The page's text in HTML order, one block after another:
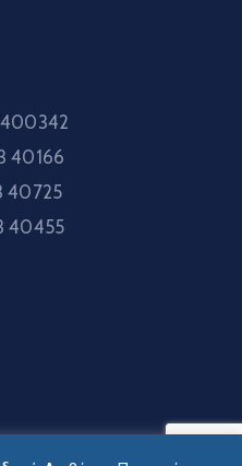
400342
40166
40725
40455